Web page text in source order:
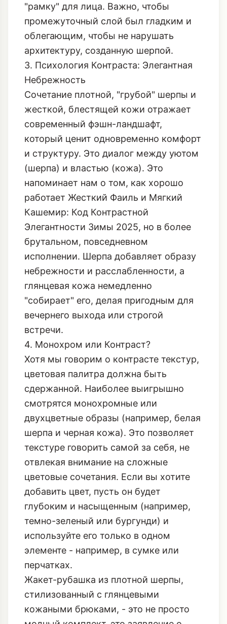
"рамку" для лица. Важно, чтобы
промежуточный слой был гладким и
облегающим, чтобы не нарушать
архитектуру, созданную шерпой.
3. Психология Контраста: Элегантная
Небрежность
Сочетание плотной, "грубой" шерпы и
жесткой, блестящей кожи отражает
современный фэшн-ландшафт,
который ценит одновременно комфорт
и структуру. Это диалог между уютом
(шерпа) и властью (кожа). Это
напоминает нам о том, как хорошо
работает Жесткий Фаиль и Мягкий
Кашемир: Код Контрастной
Элегантности Зимы 2025, но в более
брутальном, повседневном
исполнении. Шерпа добавляет образу
небрежности и расслабленности, а
глянцевая кожа немедленно
"собирает" его, делая пригодным для
вечернего выхода или строгой
встречи.
4. Монохром или Контраст?
Хотя мы говорим о контрасте текстур,
цветовая палитра должна быть
сдержанной. Наиболее выигрышно
смотрятся монохромные или
двухцветные образы (например, белая
шерпа и черная кожа). Это позволяет
текстуре говорить самой за себя, не
отвлекая внимание на сложные
цветовые сочетания. Если вы хотите
добавить цвет, пусть он будет
глубоким и насыщенным (например,
темно-зеленый или бургунди) и
используйте его только в одном
элементе - например, в сумке или
перчатках.
Жакет-рубашка из плотной шерпы,
стилизованный с глянцевыми
кожаными брюками, - это не просто